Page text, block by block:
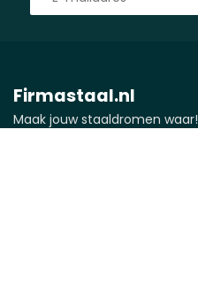
Firmastaal.nl
Maak jouw staaldromen waar!